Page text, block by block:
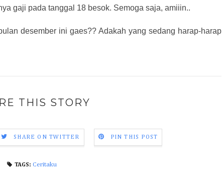
gaji pada tanggal 18 besok. Semoga saja, amiiin..
desember ini gaes?? Adakah yang sedang harap-harap
THIS STORY
SHARE ON TWITTER PIN THIS POST
TAGS: Ceritaku